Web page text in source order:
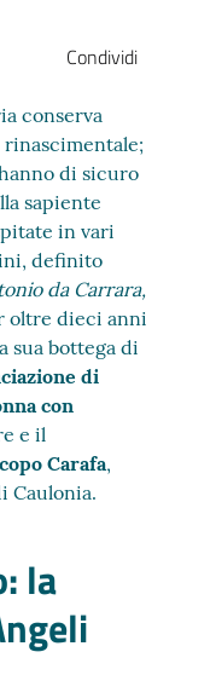
Condividi
conserva
rinascimentale;
di sicuro
sapiente
in vari
definito
da Carrara,
oltre dieci anni
sua bottega di
di
con
e il
Carafa,
Caulonia.
la